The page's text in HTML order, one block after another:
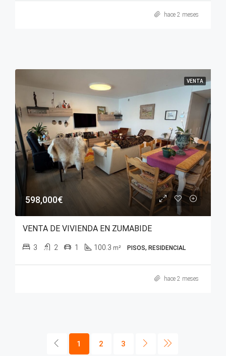
hace 2 meses
VENTA
598,000€
VENTA DE VIVIENDA EN ZUMABIDE
3 2 1 100.3 m² PISOS, RESIDENCIAL
hace 2 meses
1 2 3